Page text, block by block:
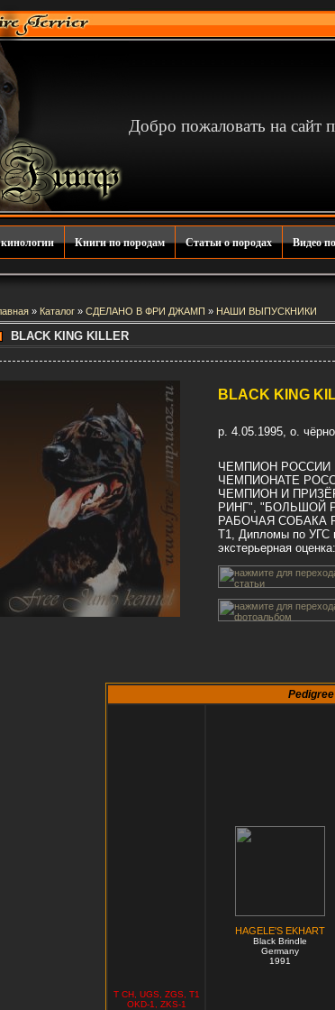
Добро пожаловать на
Книги по породам Статьи о породах Видео
» Каталог» СДЕЛАНО В ФРИ ДЖАМП » НАШИ ВЫПУСКНИКИ
BLACK KING KILLER
BLACK KING
р. 4.05.1995, о.
ЧЕМПИОН РОССИИ
ЧЕМПИОНАТЕ
ЧЕМПИОН И
РИНГ", "БОЛЬШОЙ
РАБОЧАЯ СОБАКА
Т1, Дипломы по УГС
экстерьерная
T CH, UGS, ZGS, T1
OKD-1, ZKS-1
HAGELE'S EKHART
Black Brindle
Germany
1991